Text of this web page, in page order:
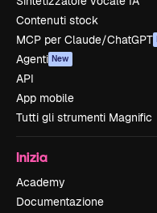
Contenuti stock
MCP per Claude/ChatGPT
Agenti New
API
App mobile
Tutti gli strumenti Magnific
Inizia
Academy
Documentazione